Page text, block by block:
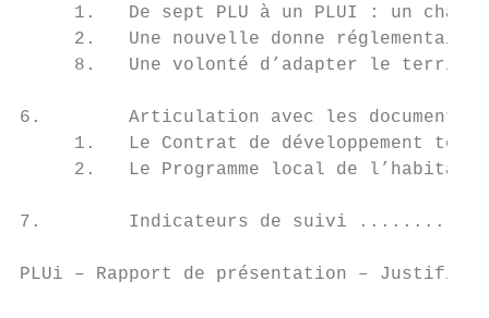
1.   De sept PLU à un PLUI : un
2.   Une nouvelle donne
8.   Une volonté d’adapter le
6.        Articulation avec les
1.   Le Contrat de développement
2.   Le Programme local de l’habitat
7.        Indicateurs de suivi
PLUi – Rapport de présentation –